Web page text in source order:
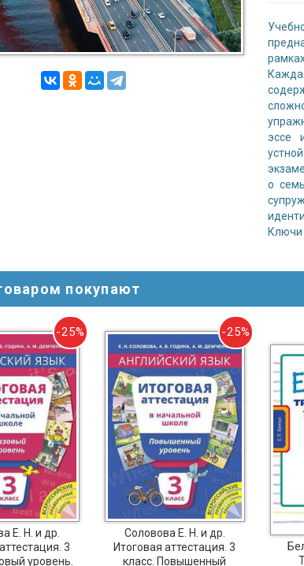
эссе
о
Ключи
покупают
-25%
Е. Н. и др.
3
уровень.
-25%
Соловова Е. Н. и др.
Итоговая аттестация. 3
класс. Повышенный